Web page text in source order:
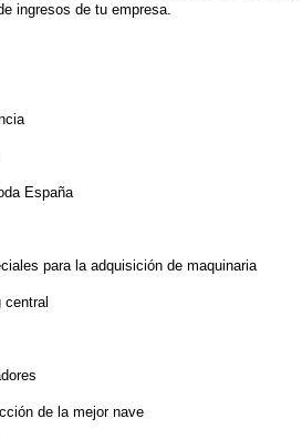
ingresos de tu empresa.
España
para la adquisición de maquinaria
central
de la mejor nave